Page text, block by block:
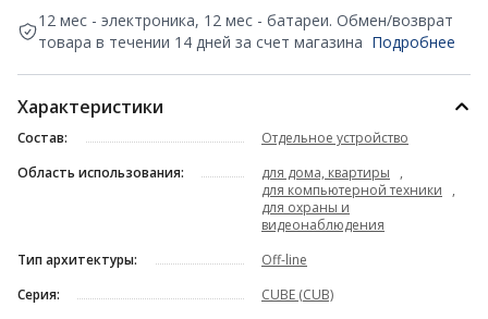
12 мес - электроника, 12 мес - батареи. Обмен/возврат
товара в течении 14 дней за счет магазина Подробнее
Характеристики
Состав:
Отдельное устройство
Область использования:
для дома, квартиры
,
для компьютерной техники
,
для охраны и
видеонаблюдения
Тип архитектуры:
Off-line
Серия:
CUBE (CUB)